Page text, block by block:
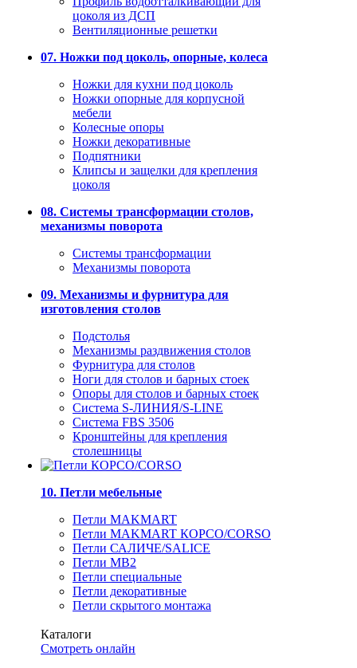
цоколя из ДСП
Вентиляционные решетки
07. Ножки под цоколь, опорные, колеса
Ножки для кухни под цоколь
Ножки опорные для корпусной
мебели
Колесные опоры
Ножки декоративные
Подпятники
Клипсы и защелки для крепления
цоколя
08. Системы трансформации столов,
механизмы поворота
Системы трансформации
Механизмы поворота
09. Механизмы и фурнитура для
изготовления столов
Подстолья
Механизмы раздвижения столов
Фурнитура для столов
Ноги для столов и барных стоек
Опоры для столов и барных стоек
Система S-ЛИНИЯ/S-LINE
Система FBS 3506
Кронштейны для крепления
столешницы
10. Петли мебельные
Петли MAKMART
Петли MAKMART КОРСО/CORSO
Петли САЛИЧЕ/SALICE
Петли MB2
Петли специальные
Петли декоративные
Петли скрытого монтажа
Каталоги
Смотреть онлайн